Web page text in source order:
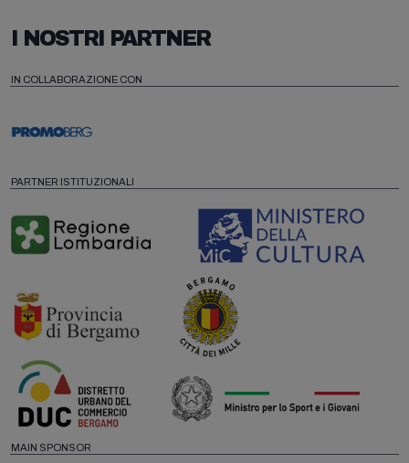
I NOSTRI PARTNER
IN COLLABORAZIONE CON
PARTNER ISTITUZIONALI
MAIN SPONSOR